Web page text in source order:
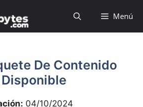
Menú
De Contenido
Disponible
04/10/2024